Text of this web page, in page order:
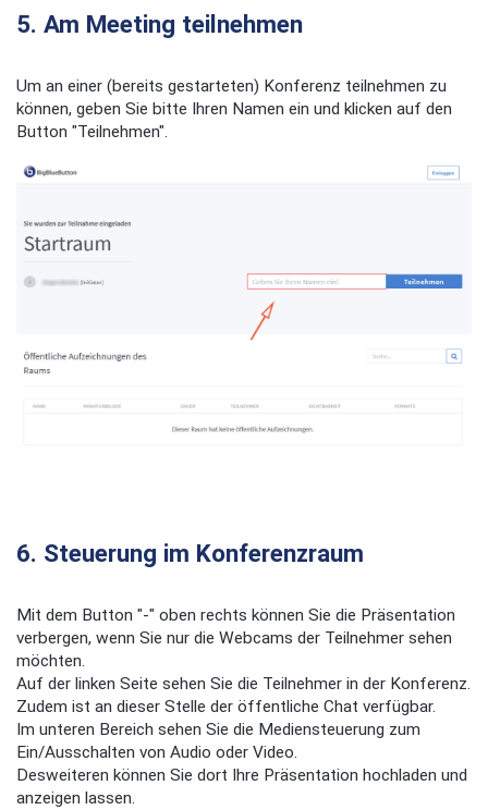
5. Am Meeting teilnehmen
Um an einer (bereits gestarteten) Konferenz teilnehmen zu
können, geben Sie bitte Ihren Namen ein und klicken auf den
Button "Teilnehmen".
6. Steuerung im Konferenzraum
Mit dem Button "-" oben rechts können Sie die Präsentation
verbergen, wenn Sie nur die Webcams der Teilnehmer sehen
möchten.
Auf der linken Seite sehen Sie die Teilnehmer in der Konferenz.
Zudem ist an dieser Stelle der öffentliche Chat verfügbar.
Im unteren Bereich sehen Sie die Mediensteuerung zum
Ein/Ausschalten von Audio oder Video.
Desweiteren können Sie dort Ihre Präsentation hochladen und
anzeigen lassen.